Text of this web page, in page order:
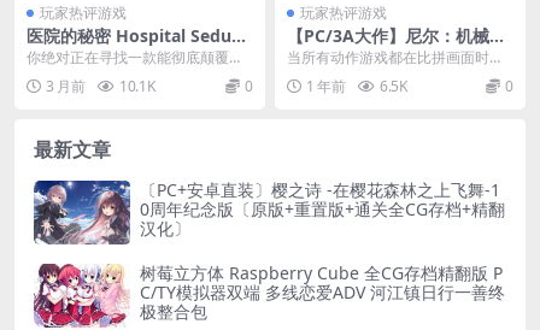
玩家热评游戏
医院的秘密 Hospital Seducti
on ホスピタル・セダクショ
ン PC版 日系像素动作冒险 心
理惊悚 v1.1.2
你绝对正在寻找一款能彻底颠覆传
统日系动作游戏认知的巅峰神作，
医院的秘密 Hosp...
3 月前 10.1K 0
玩家热评游戏
【PC/3A大作】尼尔：机械纪
元终极收藏版：200+全功能M
OD整合/全DLC解锁/官方中文
终极优化【48G超强体验】
当所有动作游戏都在比拼画面时，
《尼尔：机械纪元》用哲学命题重
构了第九艺术的深度。...
1 年前 6.5K 0
最新文章
〔PC+安卓直装〕樱之诗 -在樱花森林之上飞舞-1
0周年纪念版〔原版+重置版+通关全CG存档+精翻
汉化〕
树莓立方体 Raspberry Cube 全CG存档精翻版 P
C/TY模拟器双端 多线恋爱ADV 河江镇日行一善终
极整合包